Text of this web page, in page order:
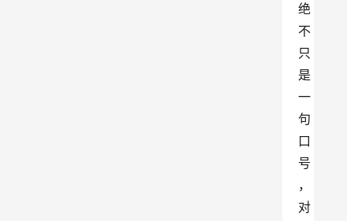
绝
不
只
是
一
句
口
号
，
对